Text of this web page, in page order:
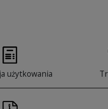
użytkowania